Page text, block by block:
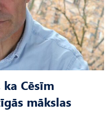
Cēsīm
mākslas